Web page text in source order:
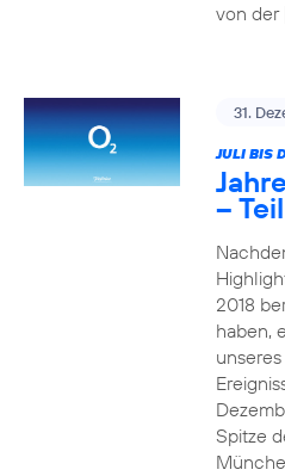
von der
31.
JULI BIS
–
2018
haben,
Spitze